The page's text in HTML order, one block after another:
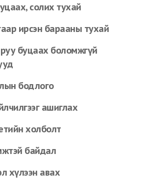
солих тухай
ирсэн барааны тухай
буцаах боломжгүй
бодлого
ашиглах
холболт
байдал
хүлээн авах